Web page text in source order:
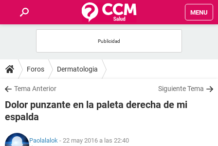
MENU
FOROS
SALUD
FAMILIA
NUTRICIÓN
Foros Dermatologia
Tema Anterior Siguiente Tema
Dolor punzante en la paleta derecha de mi
espalda
Paolalalok - 22 may 2016 a las 22:40